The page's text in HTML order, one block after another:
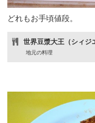
どれもお手頃値段。
世界豆漿大王（シィジ
地元の料理